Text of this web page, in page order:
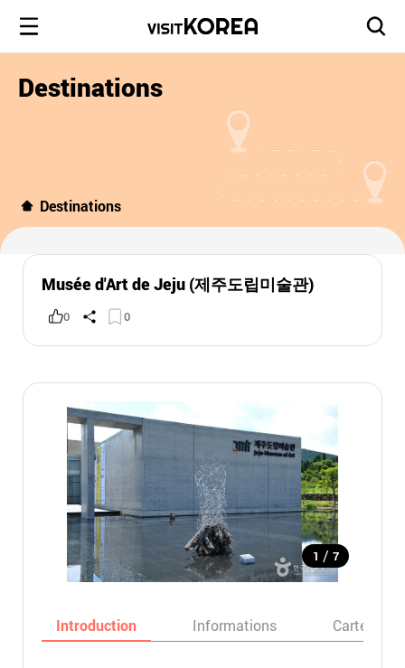
Destinations
Destinations
Musée d'Art de Jeju (제주도립미술관)
0 0
1 / 7
Introduction Informations Carte